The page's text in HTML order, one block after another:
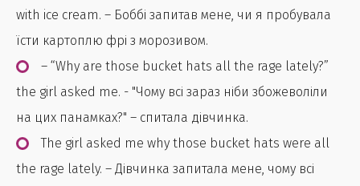
with ice cream. – Боббі запитав мене, чи я пробувала
їсти картоплю фрі з морозивом.
– “Why are those bucket hats all the rage lately?”
the girl asked me. - "Чому всі зараз ніби збожеволіли
на цих панамках?" – спитала дівчинка.
The girl asked me why those bucket hats were all
the rage lately. – Дівчинка запитала мене, чому всі